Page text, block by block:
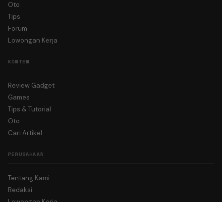
Oto
Tips
Forum
Lowongan Kerja
KONTEN
Review Gadget
Games
Tips & Tutorial
Oto
Cari Artikel
PERUSAHAAN
Tentang Kami
Redaksi